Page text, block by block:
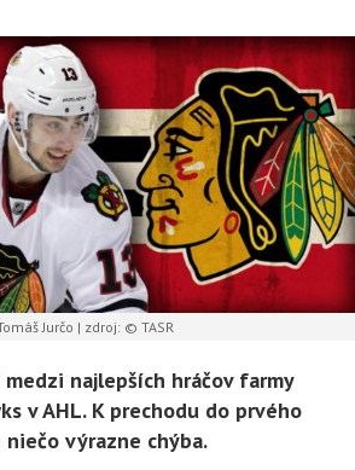
Jurčo | zdroj: © TASR
najlepších hráčov farmy
v AHL. K prechodu do prvého
výrazne chýba.